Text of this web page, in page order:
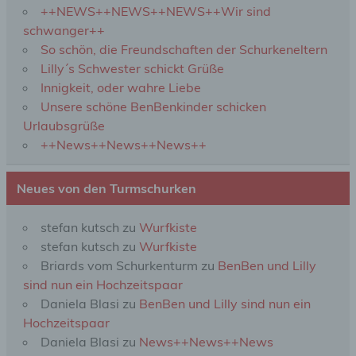
++NEWS++NEWS++NEWS++Wir sind
schwanger++
So schön, die Freundschaften der Schurkeneltern
Lilly´s Schwester schickt Grüße
Innigkeit, oder wahre Liebe
Unsere schöne BenBenkinder schicken
Urlaubsgrüße
++News++News++News++
Neues von den Turmschurken
stefan kutsch zu Wurfkiste
stefan kutsch zu Wurfkiste
Briards vom Schurkenturm zu BenBen und Lilly
sind nun ein Hochzeitspaar
Daniela Blasi zu BenBen und Lilly sind nun ein
Hochzeitspaar
Daniela Blasi zu News++News++News
Zwecke und Mittel der Verarbeitung von
personenbezogenen Daten entscheidet. Sind die
Zwecke und Mittel dieser Verarbeitung durch das
Unionsrecht oder das Recht der Mitgliedstaaten
vorgegeben, so kann der Verantwortliche
beziehungsweise können die bestimmten Kriterien
seiner Benennung nach dem Unionsrecht oder
werden.
h) Auftragsverarbeiter
juristische Person, Behörde, Einrichtung oder
andere Stelle, die personenbezogene Daten im
Auftrag des Verantwortlichen verarbeitet.
i) Empfänger
Empfänger ist eine natürliche oder juristische